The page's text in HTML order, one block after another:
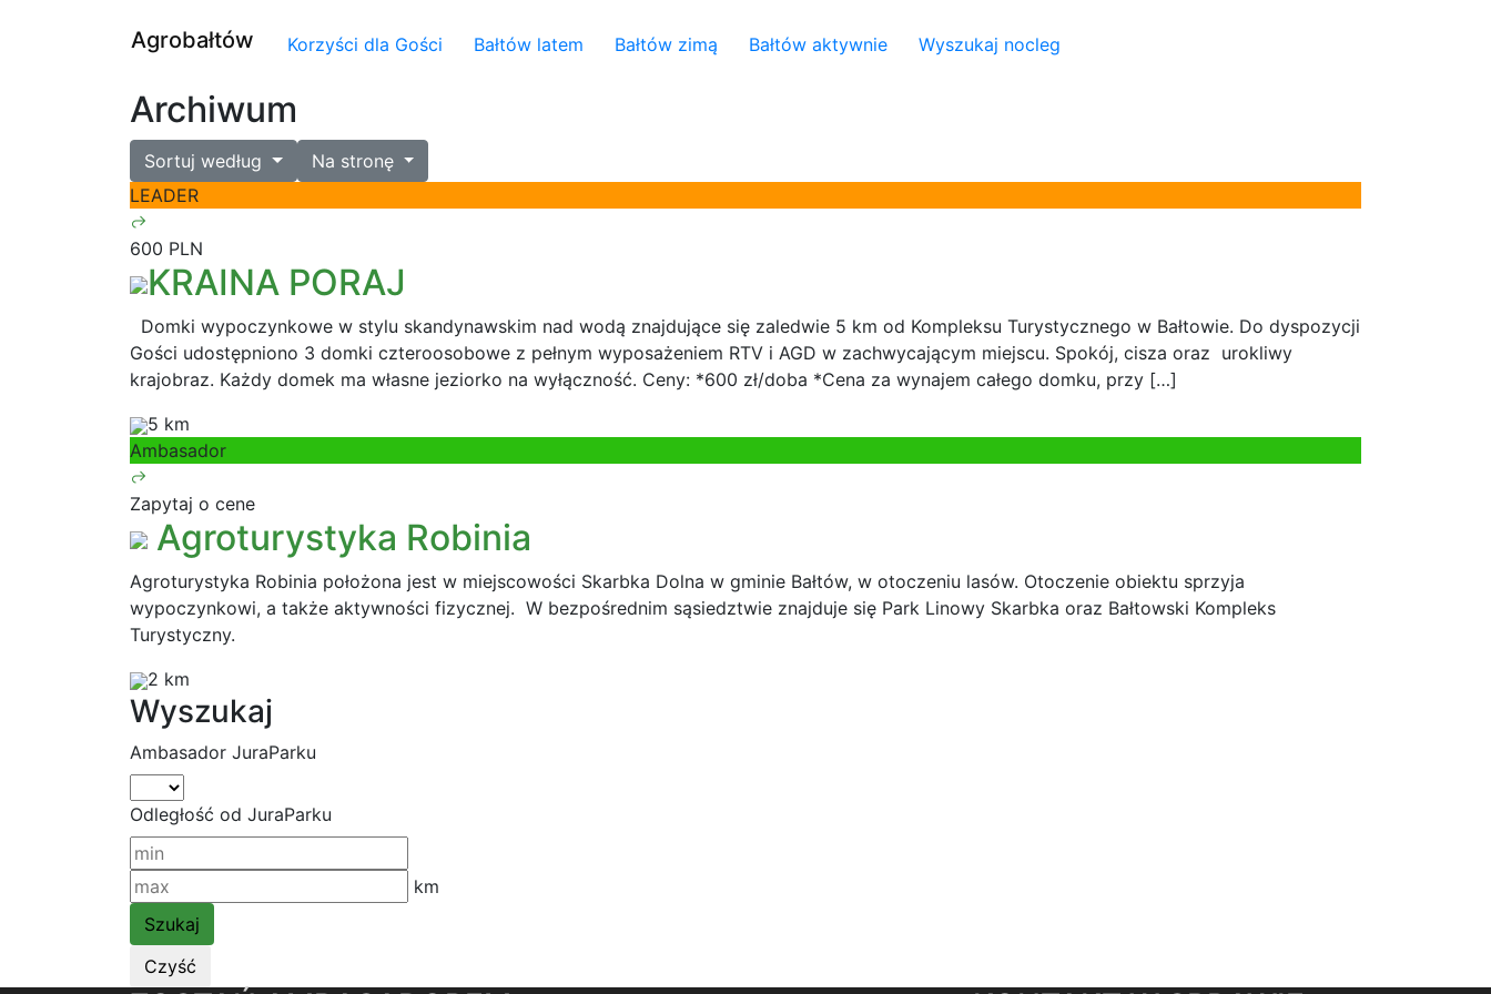
Agrobałtów Korzyści dla Gości Bałtów latem Bałtów zimą Bałtów aktywnie Wyszukaj nocleg
Archiwum
Sortuj według
Na stronę
LEADER
600 PLN
KRAINA PORAJ
Domki wypoczynkowe w stylu skandynawskim nad wodą znajdujące się zaledwie 5 km od Kompleksu Turystycznego w Bałtowie. Do dyspozycji
Gości udostępniono 3 domki czteroosobowe z pełnym wyposażeniem RTV i AGD w zachwycającym miejscu. Spokój, cisza oraz urokliwy
krajobraz. Każdy domek ma własne jeziorko na wyłączność. Ceny: *600 zł/doba *Cena za wynajem całego domku, przy […]
5 km
Ambasador
Zapytaj o cene
Agroturystyka Robinia
Agroturystyka Robinia położona jest w miejscowości Skarbka Dolna w gminie Bałtów, w otoczeniu lasów. Otoczenie obiektu sprzyja
wypoczynkowi, a także aktywności fizycznej. W bezpośrednim sąsiedztwie znajduje się Park Linowy Skarbka oraz Bałtowski Kompleks
Turystyczny.
2 km
Wyszukaj
Ambasador JuraParku
Odległość od JuraParku
km